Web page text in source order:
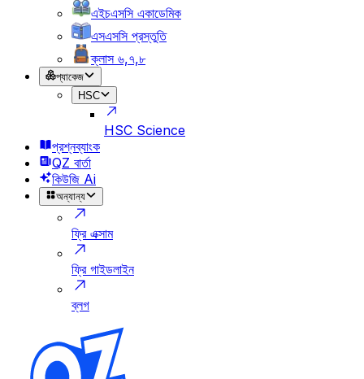
এইচএসসি একাডেমিক
এসএসসি প্রস্তুতি
ক্লাস ৬,৭,৮
প্যাকেজ
HSC
HSC Science
প্রশ্নব্যাংক
QZ বার্তা
কিউজি Ai
অন্যান্য
ফ্রি এক্সাম
ফ্রি গাইডলাইন
ব্লগ